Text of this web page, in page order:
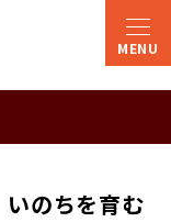
のちを育む